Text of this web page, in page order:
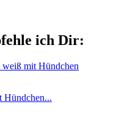
ich Dir:
Hündchen...